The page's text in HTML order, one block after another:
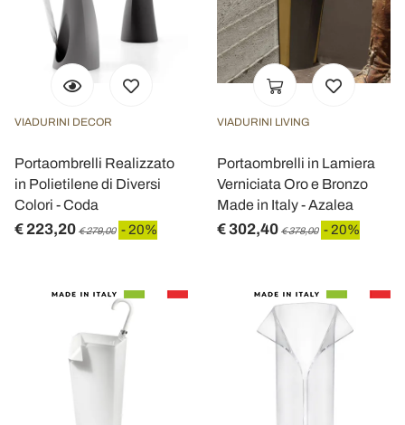
VIADURINI DECOR
Portaombrelli Realizzato
in Polietilene di Diversi
Colori - Coda
€ 223,20 € 279,00 - 20%
VIADURINI LIVING
Portaombrelli in Lamiera
Verniciata Oro e Bronzo
Made in Italy - Azalea
€ 302,40 € 378,00 - 20%